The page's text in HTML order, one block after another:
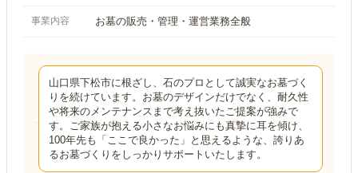
事業内容 お墓の販売・管理・運営業務全般
山口県下松市に根ざし、石のプロとして誠実なお墓づく
りを続けています。お墓のデザインだけでなく、耐久性
や将来のメンテナンスまで考え抜いたご提案が強みで
す。ご家族が抱える小さなお悩みにも真摯に耳を傾け、
100年先も「ここで良かった」と思えるような、誇りあ
るお墓づくりをしっかりサポートいたします。